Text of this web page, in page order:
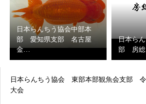
日本らんちう協会中部本
部 愛知県支部 名古屋
金…
日本ら
部 房総
日本らんちう協会 東部本部観魚会支部
大会